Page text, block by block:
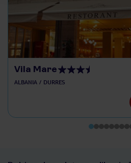
Vila Mare
ALBANIA DURRES